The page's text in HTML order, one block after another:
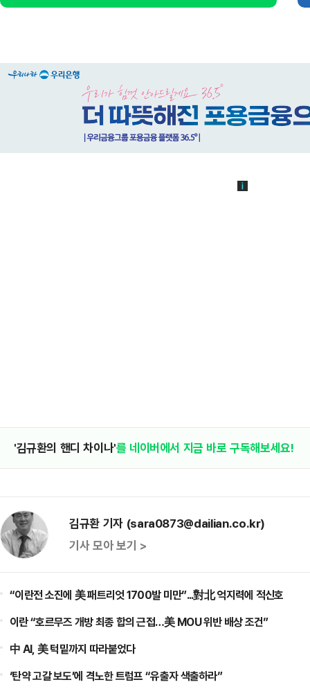
'김규환의 핸디 차이나'를 네이버에서 지금 바로 구독해보세요!
김규환 기자 (sara0873@dailian.co.kr)
기사 모아 보기 >
“이란전 소진에 美 패트리엇 1700발 미만”...對北 억지력에 적신호
이란 “호르무즈 개방 최종 합의 근접…美 MOU 위반 배상 조건”
中 AI, 美 턱밑까지 따라붙었다
‘탄약 고갈 보도’에 격노한 트럼프 “유출자 색출하라”